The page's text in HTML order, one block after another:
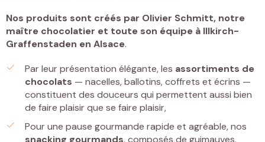
Nos produits sont créés par Olivier Schmitt, notre
maître chocolatier et toute son équipe à Illkirch-
Graffenstaden en Alsace.
Par leur présentation élégante, les assortiments de
chocolats — nacelles, ballotins, coffrets et écrins —
constituent des douceurs qui permettent aussi bien
de faire plaisir que se faire plaisir,
Pour une pause gourmande rapide et agréable, nos
snacking gourmands, composés de guimauves,